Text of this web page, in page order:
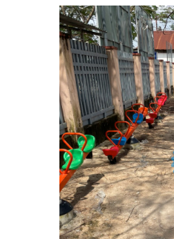
THIẾT BỊ PHÒNG
FITNESS
GIÀN TẬP ĐA
THIẾT BỊ PHÒNG
IMPULSE FITNESS
THIẾT BỊ PHÒNG
TRƯỜNG
CỎ NHÂN TẠO